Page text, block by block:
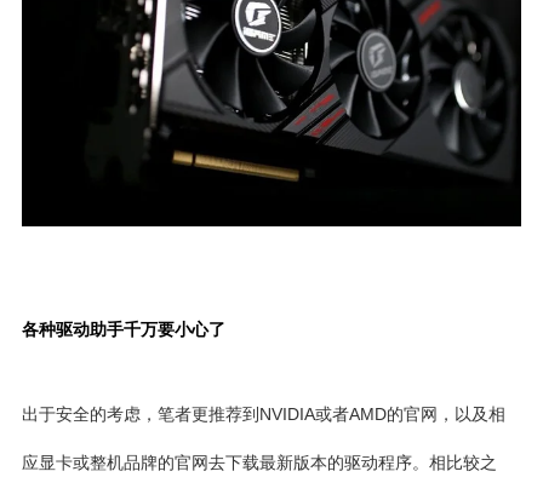
各种驱动助手千万要小心了
出于安全的考虑，笔者更推荐到NVIDIA或者AMD的官网，以及相
应显卡或整机品牌的官网去下载最新版本的驱动程序。相比较之